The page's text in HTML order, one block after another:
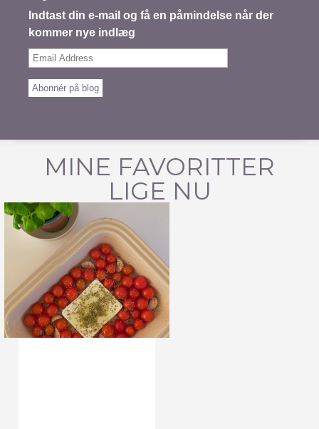
Indtast din e-mail og få en påmindelse når der
kommer nye indlæg
Email
Abonnér på blog
MINE FAVORITTER
LIGE NU